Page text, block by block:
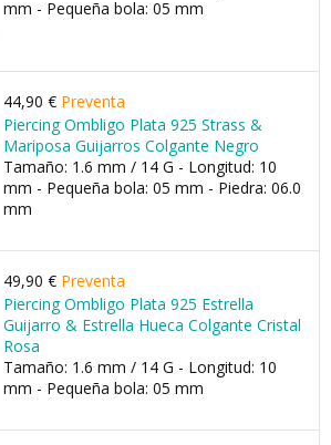
mm - Pequeña bola: 05 mm
44,90 € Preventa
Piercing Ombligo Plata 925 Strass &
Mariposa Guijarros Colgante Negro
Tamaño: 1.6 mm / 14 G - Longitud: 10
mm - Pequeña bola: 05 mm - Piedra: 06.0
mm
49,90 € Preventa
Piercing Ombligo Plata 925 Estrella
Guijarro & Estrella Hueca Colgante Cristal
Rosa
Tamaño: 1.6 mm / 14 G - Longitud: 10
mm - Pequeña bola: 05 mm